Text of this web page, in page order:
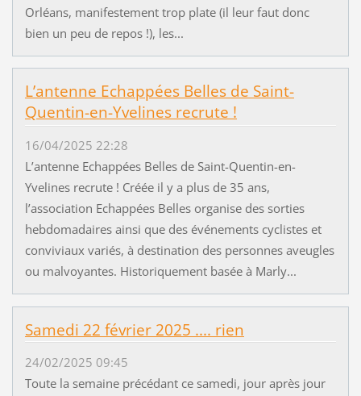
Orléans, manifestement trop plate (il leur faut donc
bien un peu de repos !), les...
L’antenne Echappées Belles de Saint-
Quentin-en-Yvelines recrute !
16/04/2025 22:28
L’antenne Echappées Belles de Saint-Quentin-en-
Yvelines recrute ! Créée il y a plus de 35 ans,
l’association Echappées Belles organise des sorties
hebdomadaires ainsi que des événements cyclistes et
conviviaux variés, à destination des personnes aveugles
ou malvoyantes. Historiquement basée à Marly...
Samedi 22 février 2025 .... rien
24/02/2025 09:45
Toute la semaine précédant ce samedi, jour après jour